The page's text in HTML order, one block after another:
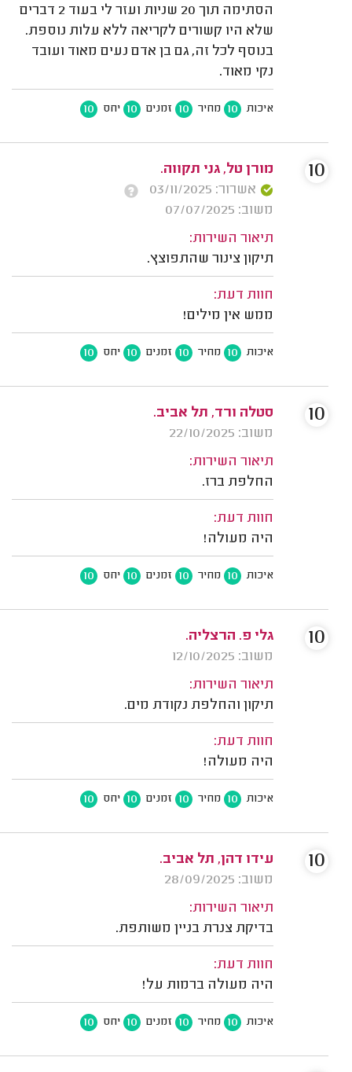
הסתימה תוך 20 שניות ועזר לי בעוד 2 דברים
שלא היו קשורים לקריאה ללא עלות נוספת.
בנוסף לכל זה, גם בן אדם נעים מאוד ועובד
נקי מאוד.
איכות 10 מחיר 10 זמנים 10 יחס 10
מורן טל, גני תקווה.
אשרור: 03/11/2025
משוב: 07/07/2025
תיאור השירות:
תיקון צינור שהתפוצץ.
חוות דעת:
ממש אין מילים!
איכות 10 מחיר 10 זמנים 10 יחס 10
10
סטלה ורד, תל אביב.
משוב: 22/10/2025
תיאור השירות:
החלפת ברז.
חוות דעת:
היה מעולה!
איכות 10 מחיר 10 זמנים 10 יחס 10
10
גלי פ. הרצליה.
משוב: 12/10/2025
תיאור השירות:
תיקון והחלפת נקודת מים.
חוות דעת:
היה מעולה!
איכות 10 מחיר 10 זמנים 10 יחס 10
10
עידו דהן, תל אביב.
משוב: 28/09/2025
תיאור השירות:
בדיקת צנרת בניין משותפת.
חוות דעת:
היה מעולה ברמות על!
איכות 10 מחיר 10 זמנים 10 יחס 10
10